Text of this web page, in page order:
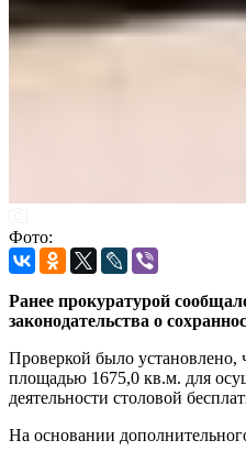
Фото:
Ранее прокуратурой
законодательства о
Проверкой было
площадью 1675,0 кв.м. для
деятельности столовой
На основании